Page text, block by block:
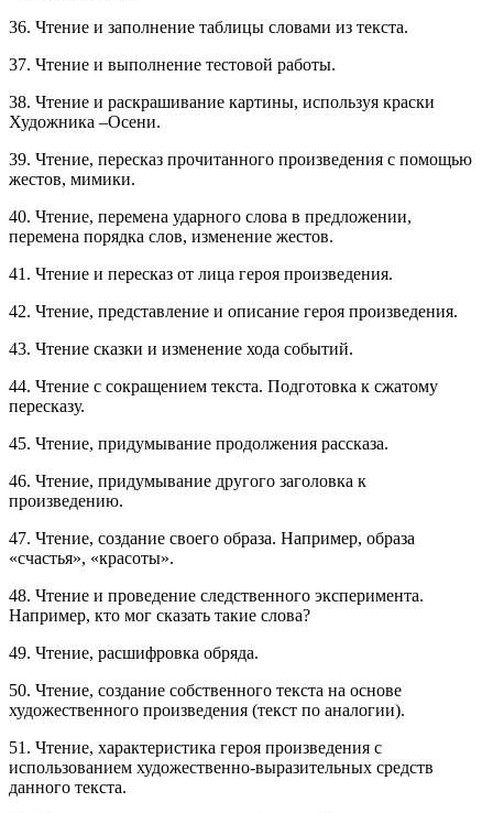
36. Чтение и заполнение таблицы словами из текста.
37. Чтение и выполнение тестовой работы.
38. Чтение и раскрашивание картины, используя краски
Художника –Осени.
39. Чтение, пересказ прочитанного произведения с помощью
жестов, мимики.
40. Чтение, перемена ударного слова в предложении,
перемена порядка слов, изменение жестов.
41. Чтение и пересказ от лица героя произведения.
42. Чтение, представление и описание героя произведения.
43. Чтение сказки и изменение хода событий.
44. Чтение с сокращением текста. Подготовка к сжатому
пересказу.
45. Чтение, придумывание продолжения рассказа.
46. Чтение, придумывание другого заголовка к
произведению.
47. Чтение, создание своего образа. Например, образа
«счастья», «красоты».
48. Чтение и проведение следственного эксперимента.
Например, кто мог сказать такие слова?
49. Чтение, расшифровка обряда.
50. Чтение, создание собственного текста на основе
художественного произведения (текст по аналогии).
51. Чтение, характеристика героя произведения с
использованием художественно-выразительных средств
данного текста.